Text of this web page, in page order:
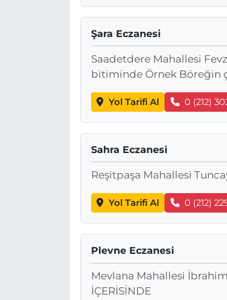
Şara Eczanesi
Saadetdere Mahallesi
bitiminde Örnek Böreğin
Yol Tarifi Al 0 (212)
Sahra Eczanesi
Reşitpaşa Mahallesi
Yol Tarifi Al 0 (212)
Plevne Eczanesi
Mevlana Mahallesi İbrahim
İÇERİSİNDE